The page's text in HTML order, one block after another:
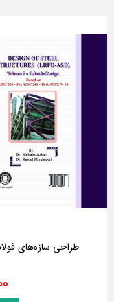
طراحی سازه‌های